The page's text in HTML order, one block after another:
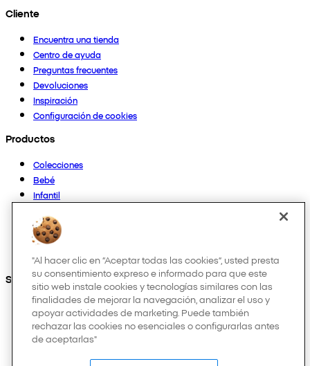
Cliente
Encuentra una tienda
Centro de ayuda
Preguntas frecuentes
Devoluciones
Inspiración
Configuración de cookies
Productos
Colecciones
Bebé
Infantil
Mujer
Hombre
Otros
Síguenos en:
"Al hacer clic en “Aceptar todas las cookies”, usted presta
su consentimiento expreso e informado para que este
sitio web instale cookies y tecnologías similares con las
finalidades de mejorar la navegación, analizar el uso y
apoyar actividades de marketing. Puede también
rechazar las cookies no esenciales o configurarlas antes
de aceptarlas"